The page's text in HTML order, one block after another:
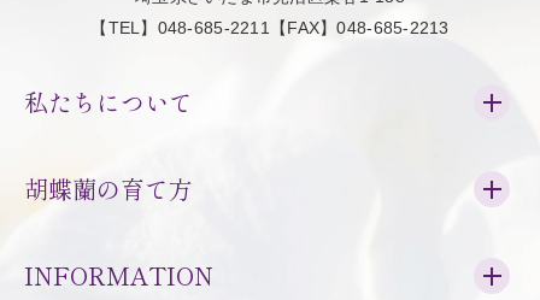
【TEL】048-685-2211【FAX】048-685-2213
私たちについて
胡蝶蘭の育て方
INFORMATION